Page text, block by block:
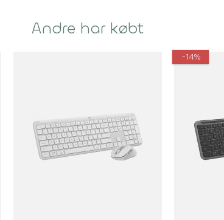
Andre har købt
-14%